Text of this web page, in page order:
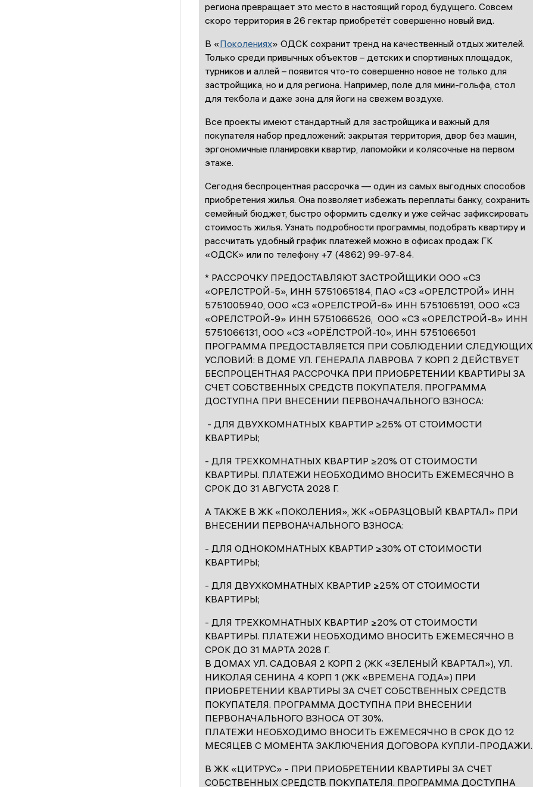
региона превращает это место в настоящий город будущего. Совсем
скоро территория в 26 гектар приобретёт совершенно новый вид.
В «Поколениях» ОДСК сохранит тренд на качественный отдых жителей.
Только среди привычных объектов – детских и спортивных площадок,
турников и аллей – появится что-то совершенно новое не только для
застройщика, но и для региона. Например, поле для мини-гольфа, стол
для текбола и даже зона для йоги на свежем воздухе.
Все проекты имеют стандартный для застройщика и важный для
покупателя набор предложений: закрытая территория, двор без машин,
эргономичные планировки квартир, лапомойки и колясочные на первом
этаже.
Сегодня беспроцентная рассрочка — один из самых выгодных способов
приобретения жилья. Она позволяет избежать переплаты банку, сохранить
семейный бюджет, быстро оформить сделку и уже сейчас зафиксировать
стоимость жилья. Узнать подробности программы, подобрать квартиру и
рассчитать удобный график платежей можно в офисах продаж ГК
«ОДСК» или по телефону +7 (4862) 99-97-84.
* РАССРОЧКУ ПРЕДОСТАВЛЯЮТ ЗАСТРОЙЩИКИ ООО «СЗ
«ОРЕЛСТРОЙ-5», ИНН 5751065184, ПАО «СЗ «ОРЕЛСТРОЙ» ИНН
5751005940, ООО «СЗ «ОРЕЛСТРОЙ-6» ИНН 5751065191, ООО «СЗ
«ОРЕЛСТРОЙ-9» ИНН 5751066526, ООО «СЗ «ОРЕЛСТРОЙ-8» ИНН
5751066131, ООО «СЗ «ОРЁЛСТРОЙ-10», ИНН 5751066501
ПРОГРАММА ПРЕДОСТАВЛЯЕТСЯ ПРИ СОБЛЮДЕНИИ СЛЕДУЮЩИХ
УСЛОВИЙ: В ДОМЕ УЛ. ГЕНЕРАЛА ЛАВРОВА 7 КОРП 2 ДЕЙСТВУЕТ
БЕСПРОЦЕНТНАЯ РАССРОЧКА ПРИ ПРИОБРЕТЕНИИ КВАРТИРЫ ЗА
СЧЕТ СОБСТВЕННЫХ СРЕДСТВ ПОКУПАТЕЛЯ. ПРОГРАММА
ДОСТУПНА ПРИ ВНЕСЕНИИ ПЕРВОНАЧАЛЬНОГО ВЗНОСА:
- ДЛЯ ДВУХКОМНАТНЫХ КВАРТИР ≥25% ОТ СТОИМОСТИ
КВАРТИРЫ;
- ДЛЯ ТРЕХКОМНАТНЫХ КВАРТИР ≥20% ОТ СТОИМОСТИ
КВАРТИРЫ. ПЛАТЕЖИ НЕОБХОДИМО ВНОСИТЬ ЕЖЕМЕСЯЧНО В
СРОК ДО 31 АВГУСТА 2028 Г.
А ТАКЖЕ В ЖК «ПОКОЛЕНИЯ», ЖК «ОБРАЗЦОВЫЙ КВАРТАЛ» ПРИ
ВНЕСЕНИИ ПЕРВОНАЧАЛЬНОГО ВЗНОСА:
- ДЛЯ ОДНОКОМНАТНЫХ КВАРТИР ≥30% ОТ СТОИМОСТИ
КВАРТИРЫ;
- ДЛЯ ДВУХКОМНАТНЫХ КВАРТИР ≥25% ОТ СТОИМОСТИ
КВАРТИРЫ;
- ДЛЯ ТРЕХКОМНАТНЫХ КВАРТИР ≥20% ОТ СТОИМОСТИ
КВАРТИРЫ. ПЛАТЕЖИ НЕОБХОДИМО ВНОСИТЬ ЕЖЕМЕСЯЧНО В
СРОК ДО 31 МАРТА 2028 Г.
В ДОМАХ УЛ. САДОВАЯ 2 КОРП 2 (ЖК «ЗЕЛЕНЫЙ КВАРТАЛ»), УЛ.
НИКОЛАЯ СЕНИНА 4 КОРП 1 (ЖК «ВРЕМЕНА ГОДА») ПРИ
ПРИОБРЕТЕНИИ КВАРТИРЫ ЗА СЧЕТ СОБСТВЕННЫХ СРЕДСТВ
ПОКУПАТЕЛЯ. ПРОГРАММА ДОСТУПНА ПРИ ВНЕСЕНИИ
ПЕРВОНАЧАЛЬНОГО ВЗНОСА ОТ 30%.
ПЛАТЕЖИ НЕОБХОДИМО ВНОСИТЬ ЕЖЕМЕСЯЧНО В СРОК ДО 12
МЕСЯЦЕВ С МОМЕНТА ЗАКЛЮЧЕНИЯ ДОГОВОРА КУПЛИ-ПРОДАЖИ.
В ЖК «ЦИТРУС» - ПРИ ПРИОБРЕТЕНИИ КВАРТИРЫ ЗА СЧЕТ
СОБСТВЕННЫХ СРЕДСТВ ПОКУПАТЕЛЯ. ПРОГРАММА ДОСТУПНА